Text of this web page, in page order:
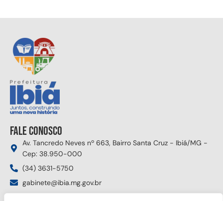
Fale conosco
Av. Tancredo Neves nº 663, Bairro Santa Cruz - Ibiá/MG -
Cep: 38.950-000
(34) 3631-5750
gabinete@ibia.mg.gov.br